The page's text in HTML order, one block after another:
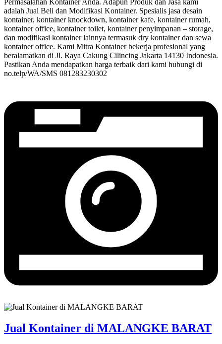
Permasalahan Kontainer Anda. Adapun Produk dan Jasa kami
adalah Jual Beli dan Modifikasi Kontainer. Spesialis jasa desain
kontainer, kontainer knockdown, kontainer kafe, kontainer rumah,
kontainer office, kontainer toilet, kontainer penyimpanan – storage,
dan modifikasi kontainer lainnya termasuk dry kontainer dan sewa
kontainer office. Kami Mitra Kontainer bekerja profesional yang
beralamatkan di Jl. Raya Cakung Cilincing Jakarta 14130 Indonesia.
Pastikan Anda mendapatkan harga terbaik dari kami hubungi di
no.telp/WA/SMS 081283230302
Jual Kontainer di MALANGKE BARAT